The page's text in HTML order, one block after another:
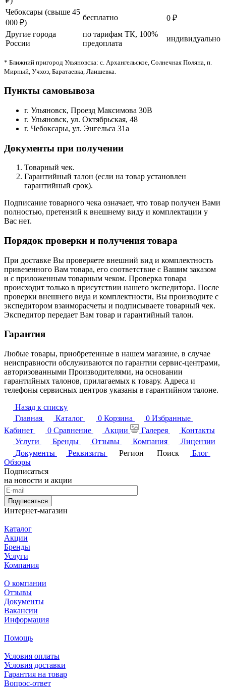
Чебоксары (свыше 45
000 ₽)
бесплатно
0 ₽
Другие города
России
по тарифам ТК, 100%
предоплата
индивидуально
* Ближний пригород Ульяновска: с. Архангельское, Солнечная Поляна, п.
Мирный, Учхоз, Баратаевка, Лаишевка.
Пункты самовывоза
г. Ульяновск, Проезд Максимова 30В
г. Ульяновск, ул. Октябрьская, 48
г. Чебоксары, ул. Энгельса 31а
Документы при получении
Товарный чек.
Гарантийный талон (если на товар установлен
гарантийный срок).
Подписание товарного чека означает, что товар получен Вами
полностью, претензий к внешнему виду и комплектации у
Вас нет.
Порядок проверки и получения товара
При доставке Вы проверяете внешний вид и комплектность
привезенного Вам товара, его соответствие с Вашим заказом
и с приложенным товарным чеком. Проверка товара
происходит только в присутствии нашего экспедитора. После
проверки внешнего вида и комплектности, Вы производите с
экспедитором взаиморасчеты и подписываете товарный чек.
Экспедитор передает Вам товар и гарантийный талон.
Гарантия
Любые товары, приобретенные в нашем магазине, в случае
неисправности обслуживаются по гарантии сервис-центрами,
авторизованными Производителями, на основании
гарантийных талонов, прилагаемых к товару. Адреса и
телефоны сервисных центров указаны в гарантийном талоне.
Назад к списку
Главная
Каталог 0 Корзина 0 Избранные
Кабинет
0 Сравнение Акции Галерея
Контакты
Услуги
Бренды Отзывы Компания
Лицензии
Документы
Реквизиты Регион Поиск
Блог
Обзоры
Подписаться
на новости и акции
Подписаться
Интернет-магазин
Каталог
Акции
Бренды
Услуги
Компания
О компании
Отзывы
Документы
Вакансии
Информация
Помощь
Условия оплаты
Условия доставки
Гарантия на товар
Вопрос-ответ